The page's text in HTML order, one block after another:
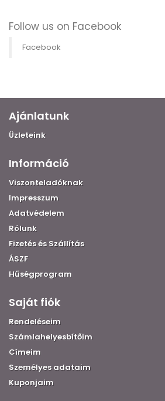
Follow us on Facebook
Facebook
Ajánlatunk
Üzleteink
Információ
Viszonteladóknak
Impresszum
Adatvédelem
Rólunk
Fizetés és Szállítás
ÁSZF
Hűségprogram
Saját fiók
Rendeléseim
Számlahelyesbítőim
Címeim
Személyes adataim
Kuponjaim